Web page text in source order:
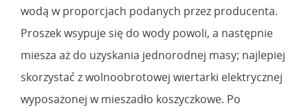
wodą w proporcjach podanych przez producenta.
Proszek wsypuje się do wody powoli, a następnie
miesza aż do uzyskania jednorodnej masy; najlepiej
skorzystać z wolnoobrotowej wiertarki elektrycznej
wyposażonej w mieszadło koszyczkowe. Po